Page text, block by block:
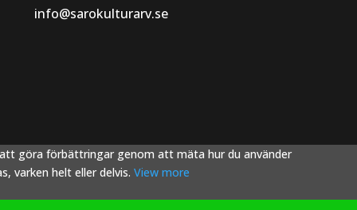
info@sarokulturarv.se
att göra förbättringar genom att mäta hur du använder
varken helt eller delvis. View more